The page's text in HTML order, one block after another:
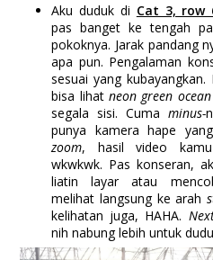
Aku duduk di Cat 3, row
pas banget ke tengah
pokoknya. Jarak pandang
apa pun. Pengalaman
sesuai yang
bisa lihat neon green ocean
segala sisi. Cuma minus-
punya kamera hape
zoom, hasil video
wkwkwk. Pas konseran,
liatin layar atau
melihat langsung ke arah
kelihatan juga, HAHA.
nih nabung lebih untuk